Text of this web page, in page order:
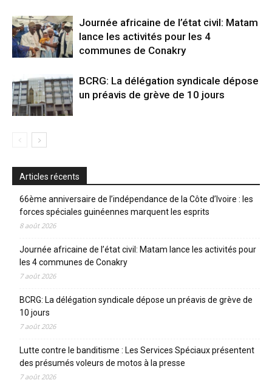
Journée africaine de l’état civil: Matam
lance les activités pour les 4
communes de Conakry
BCRG: La délégation syndicale dépose
un préavis de grève de 10 jours
Articles récents
66ème anniversaire de l’indépendance de la Côte d’Ivoire : les
forces spéciales guinéennes marquent les esprits
8 août 2026
Journée africaine de l’état civil: Matam lance les activités pour
les 4 communes de Conakry
7 août 2026
BCRG: La délégation syndicale dépose un préavis de grève de
10 jours
7 août 2026
Lutte contre le banditisme : Les Services Spéciaux présentent
des présumés voleurs de motos à la presse
7 août 2026